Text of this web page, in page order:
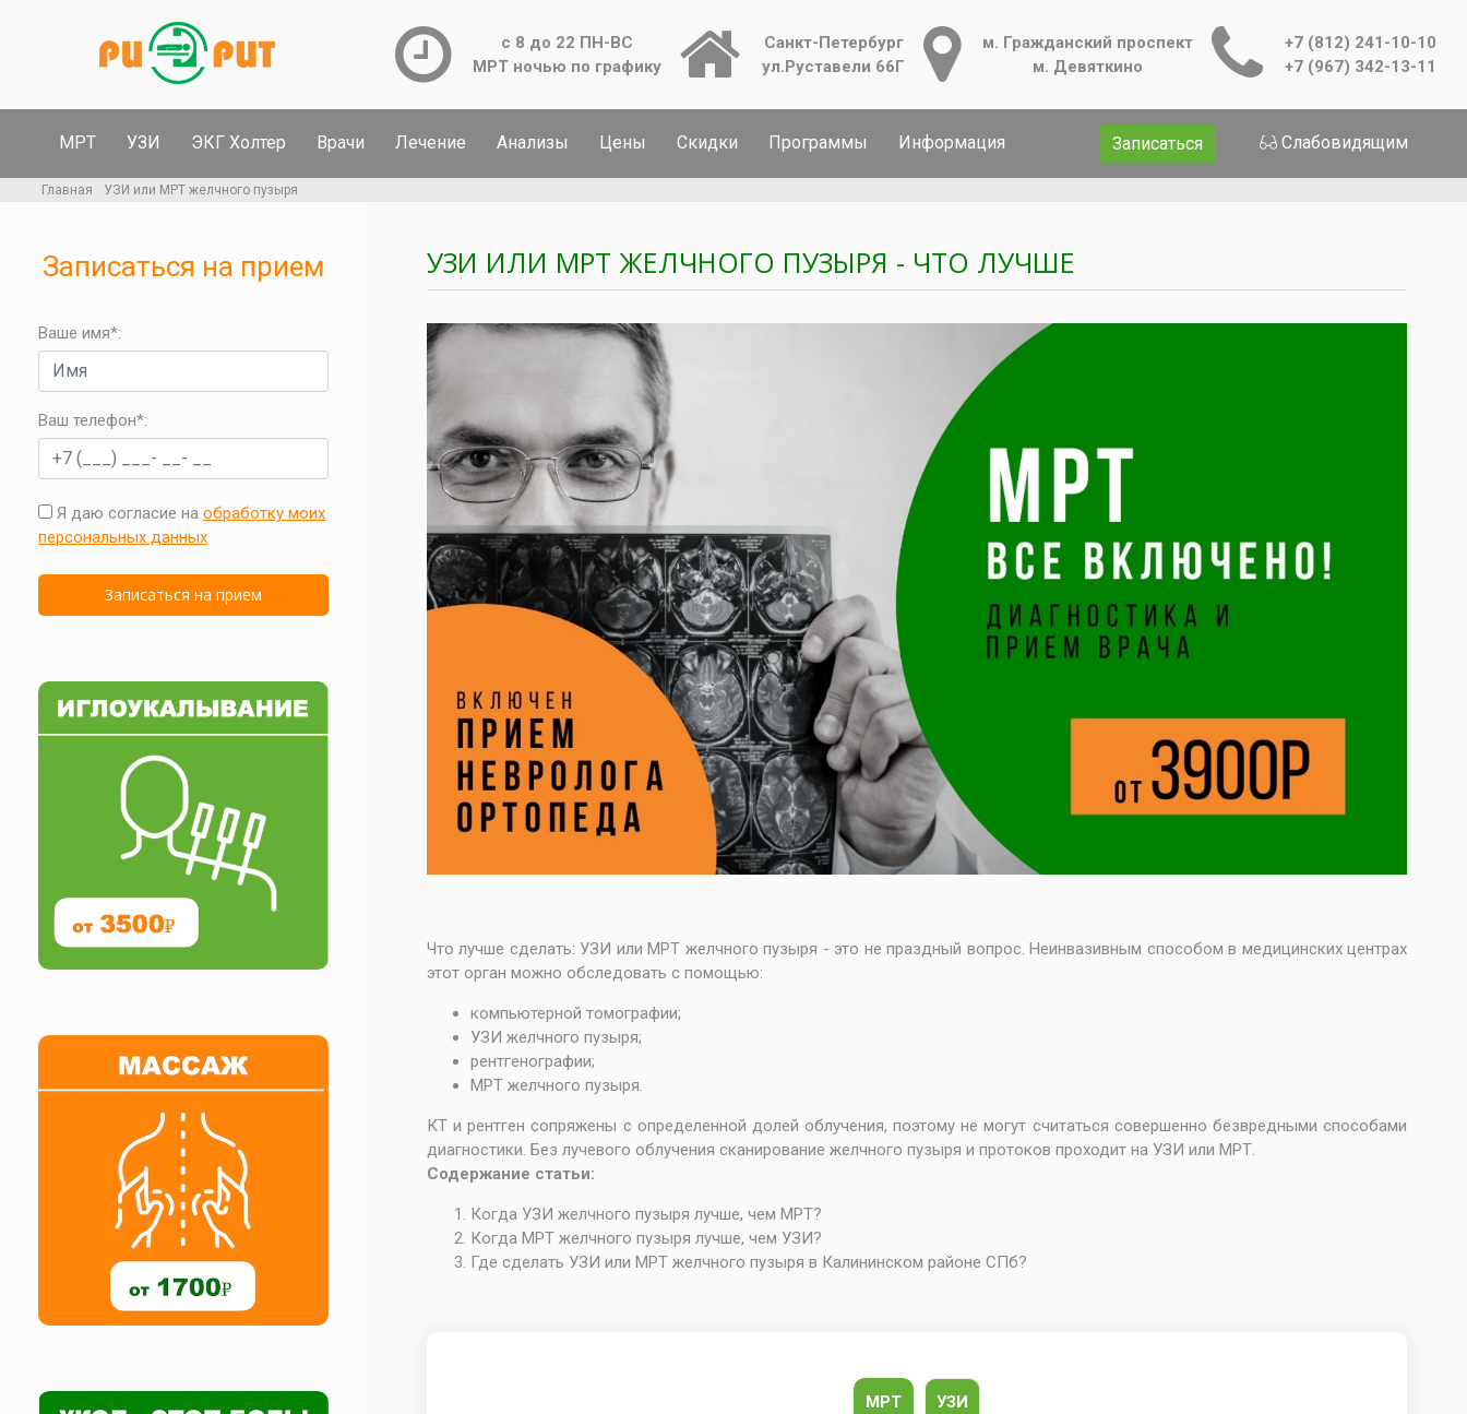
с 8 до 22 ПН-ВС
МРТ ночью по графику
Санкт-Петербург
ул.Руставели 66Г
м. Гражданский проспект
м. Девяткино
+7 (812) 241-10-10
+7 (967) 342-13-11
МРТ УЗИ ЭКГ Холтер Врачи Лечение Анализы Цены Скидки Программы Информация Записаться Слабовидящим
Главная УЗИ или МРТ желчного пузыря
Записаться на прием
Ваше имя*:
Ваш телефон*:
Я даю согласие на обработку моих
персональных данных
УЗИ ИЛИ МРТ ЖЕЛЧНОГО ПУЗЫРЯ - ЧТО ЛУЧШЕ
Что лучше сделать: УЗИ или МРТ желчного пузыря - это не праздный вопрос. Неинвазивным способом в медицинских центрах
этот орган можно обследовать с помощью:
компьютерной томографии;
УЗИ желчного пузыря;
рентгенографии;
МРТ желчного пузыря.
КТ и рентген сопряжены с определенной долей облучения, поэтому не могут считаться совершенно безвредными способами
диагностики. Без лучевого облучения сканирование желчного пузыря и протоков проходит на УЗИ или МРТ.
Содержание статьи:
Когда УЗИ желчного пузыря лучше, чем МРТ?
Когда МРТ желчного пузыря лучше, чем УЗИ?
Где сделать УЗИ или МРТ желчного пузыря в Калининском районе СПб?
МРТ УЗИ